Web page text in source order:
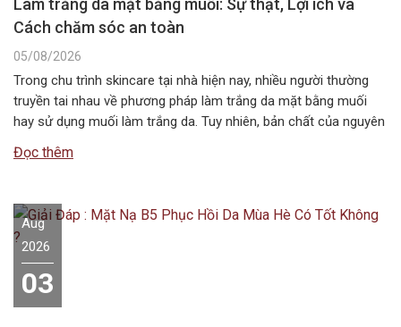
Cách chăm sóc an toàn
05/08/2026
Trong chu trình skincare tại nhà hiện nay, nhiều người thường
truyền tai nhau về phương pháp làm trắng da mặt bằng muối
hay sử dụng muối làm trắng da. Tuy nhiên, bản chất của nguyên
các dòng mỹ phẩm chuyên dụng….
Đọc thêm
Aug
2026
03